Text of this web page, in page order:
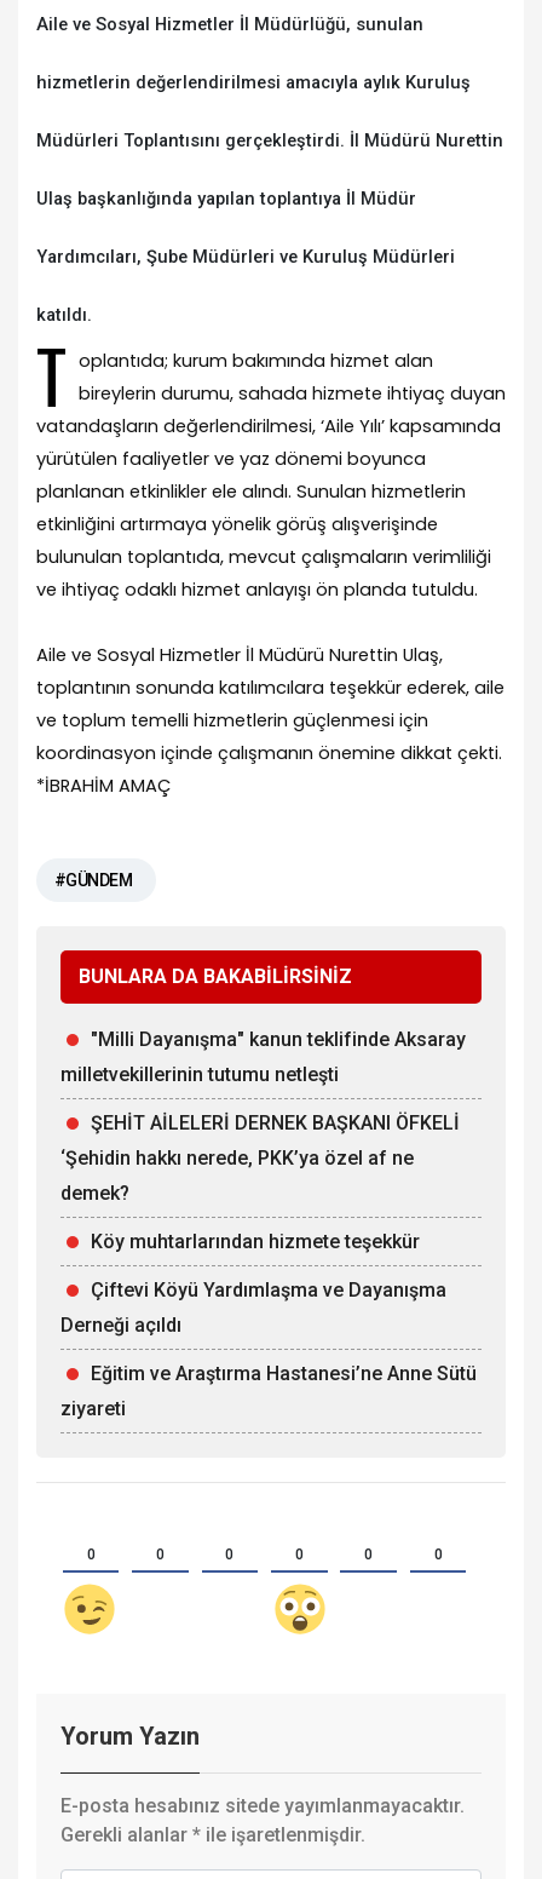
Aile ve Sosyal Hizmetler İl Müdürlüğü, sunulan
hizmetlerin değerlendirilmesi amacıyla aylık Kuruluş
Müdürleri Toplantısını gerçekleştirdi. İl Müdürü Nurettin
Ulaş başkanlığında yapılan toplantıya İl Müdür
Yardımcıları, Şube Müdürleri ve Kuruluş Müdürleri
katıldı.
T oplantıda; kurum bakımında hizmet alan
bireylerin durumu, sahada hizmete ihtiyaç duyan
vatandaşların değerlendirilmesi, ‘Aile Yılı’ kapsamında
yürütülen faaliyetler ve yaz dönemi boyunca
planlanan etkinlikler ele alındı. Sunulan hizmetlerin
etkinliğini artırmaya yönelik görüş alışverişinde
bulunulan toplantıda, mevcut çalışmaların verimliliği
ve ihtiyaç odaklı hizmet anlayışı ön planda tutuldu.
Aile ve Sosyal Hizmetler İl Müdürü Nurettin Ulaş,
toplantının sonunda katılımcılara teşekkür ederek, aile
ve toplum temelli hizmetlerin güçlenmesi için
koordinasyon içinde çalışmanın önemine dikkat çekti.
*İBRAHİM AMAÇ
#GÜNDEM
BUNLARA DA BAKABİLİRSİNİZ
"Milli Dayanışma" kanun teklifinde Aksaray
milletvekillerinin tutumu netleşti
ŞEHİT AİLELERİ DERNEK BAŞKANI ÖFKELİ
‘Şehidin hakkı nerede, PKK’ya özel af ne
demek?
Köy muhtarlarından hizmete teşekkür
Çiftevi Köyü Yardımlaşma ve Dayanışma
Derneği açıldı
Eğitim ve Araştırma Hastanesi’ne Anne Sütü
ziyareti
0 0 0 0 0 0
Yorum Yazın
E-posta hesabınız sitede yayımlanmayacaktır.
Gerekli alanlar * ile işaretlenmişdir.